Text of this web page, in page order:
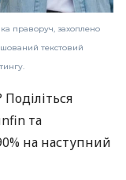
праворуч, захоплено
текстовий
та
на наступний